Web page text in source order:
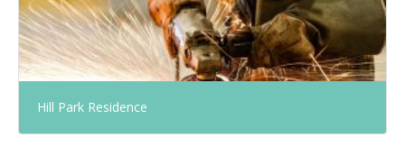
Hill Park Residence